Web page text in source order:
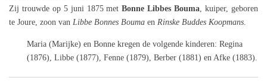
Zij trouwde op 5 juni 1875 metBonne Libbes Bouma, kuiper, geboren
te Joure, zoon van Libbe Bonnes Bouma en Rinske Buddes Koopmans.
Maria (Marijke) en Bonne kregen de volgende kinderen: Regina
(1876), Libbe (1877), Fenne (1879), Berber (1881) en Afke (1883).